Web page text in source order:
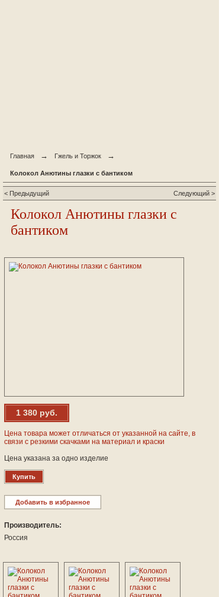
Главная → Гжель и Торжок →
Колокол Анютины глазки с бантиком
< Предыдущий Следующий >
Колокол Анютины глазки с
бантиком
1 380 руб.
Цена товара может отличаться от указанной на сайте, в
связи с резкими скачками на материал и краски
Цена указана за одно изделие
Купить
Добавить в избранное
Производитель:
Россия